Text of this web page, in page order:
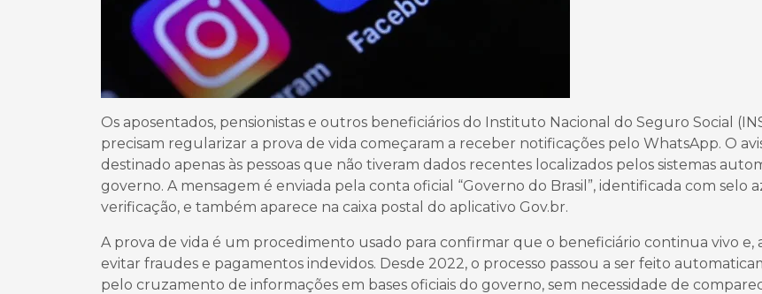
Os aposentados, pensionistas e outros beneficiários do Instituto Nacional do Seguro Social
precisam regularizar a prova de vida começaram a receber notificações pelo WhatsApp. O
destinado apenas às pessoas que não tiveram dados recentes localizados pelos sistemas
governo. A mensagem é enviada pela conta oficial “Governo do Brasil”, identificada com selo
verificação, e também aparece na caixa postal do aplicativo Gov.br.
A prova de vida é um procedimento usado para confirmar que o beneficiário continua vivo e,
evitar fraudes e pagamentos indevidos. Desde 2022, o processo passou a ser feito
pelo cruzamento de informações em bases oficiais do governo, sem necessidade de